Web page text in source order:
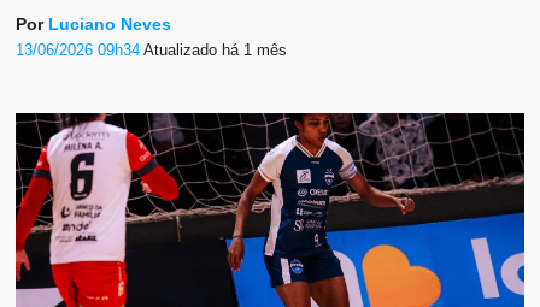
Por Luciano Neves
13/06/2026 09h34Atualizado há 1 mês